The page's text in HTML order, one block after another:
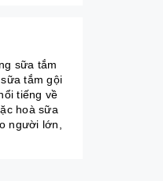
sữa tắm
tắm gội
tiếng về
hoà sữa
người lớn,